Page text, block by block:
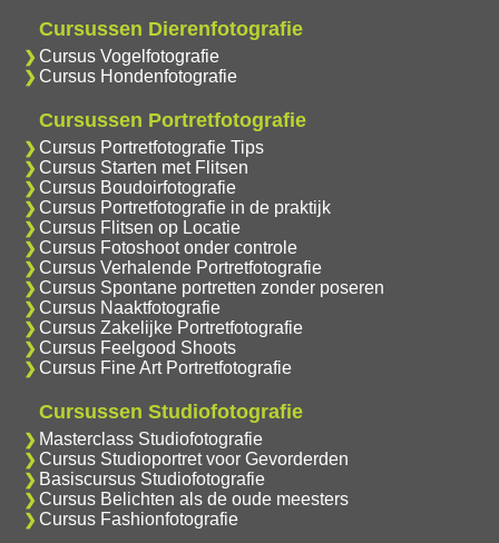
Cursussen Dierenfotografie
Cursus Vogelfotografie
Cursus Hondenfotografie
Cursussen Portretfotografie
Cursus Portretfotografie Tips
Cursus Starten met Flitsen
Cursus Boudoirfotografie
Cursus Portretfotografie in de praktijk
Cursus Flitsen op Locatie
Cursus Fotoshoot onder controle
Cursus Verhalende Portretfotografie
Cursus Spontane portretten zonder poseren
Cursus Naaktfotografie
Cursus Zakelijke Portretfotografie
Cursus Feelgood Shoots
Cursus Fine Art Portretfotografie
Cursussen Studiofotografie
Masterclass Studiofotografie
Cursus Studioportret voor Gevorderden
Basiscursus Studiofotografie
Cursus Belichten als de oude meesters
Cursus Fashionfotografie